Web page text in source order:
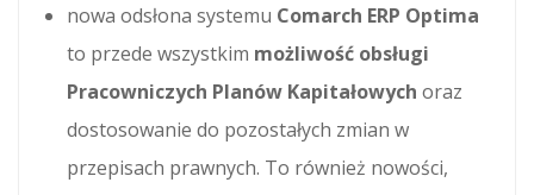
nowa odsłona systemu Comarch ERP Optima
to przede wszystkim możliwość obsługi
Pracowniczych Planów Kapitałowych oraz
dostosowanie do pozostałych zmian w
przepisach prawnych. To również nowości,